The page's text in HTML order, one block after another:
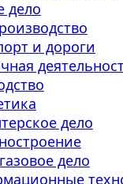
дело
и дороги
дело
дело